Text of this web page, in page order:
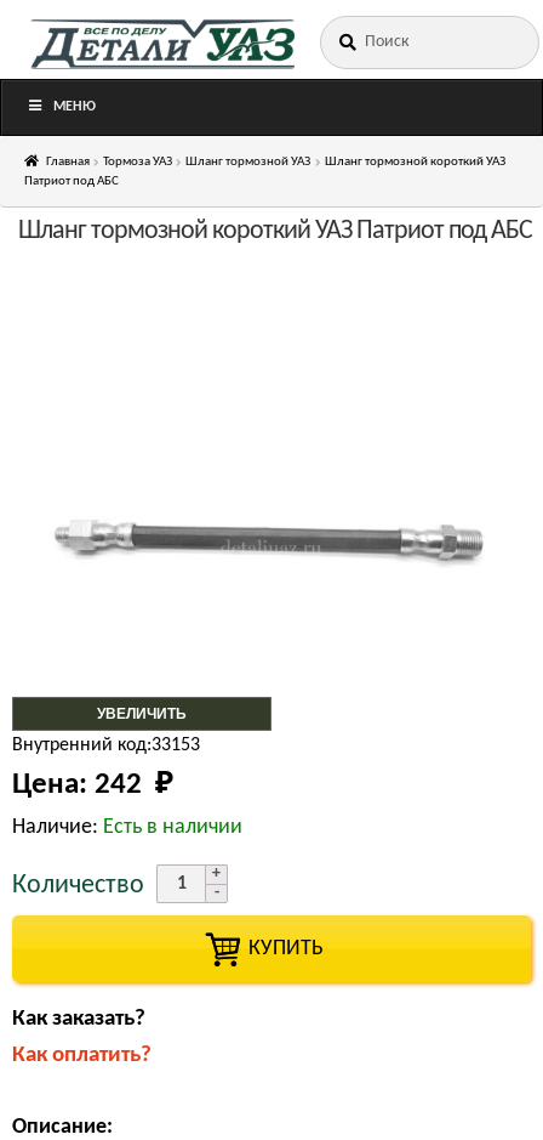
Перейти
Перейти
Искать:
МЕНЮ
Главная Тормоза УАЗ Шланг тормозной УАЗ
Шланг тормозной короткий УАЗ
Патриот под АБС
УВЕЛИЧИТЬ
Шланг тормозной короткий УАЗ Патриот под АБС
Внутренний код:33153
Цена: 242 ₽
Наличие: Есть в наличии
Количество
КУПИТЬ
Как заказать?
Как оплатить?
Описание: